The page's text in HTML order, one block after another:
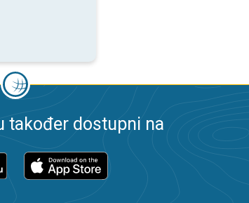
također dostupni na